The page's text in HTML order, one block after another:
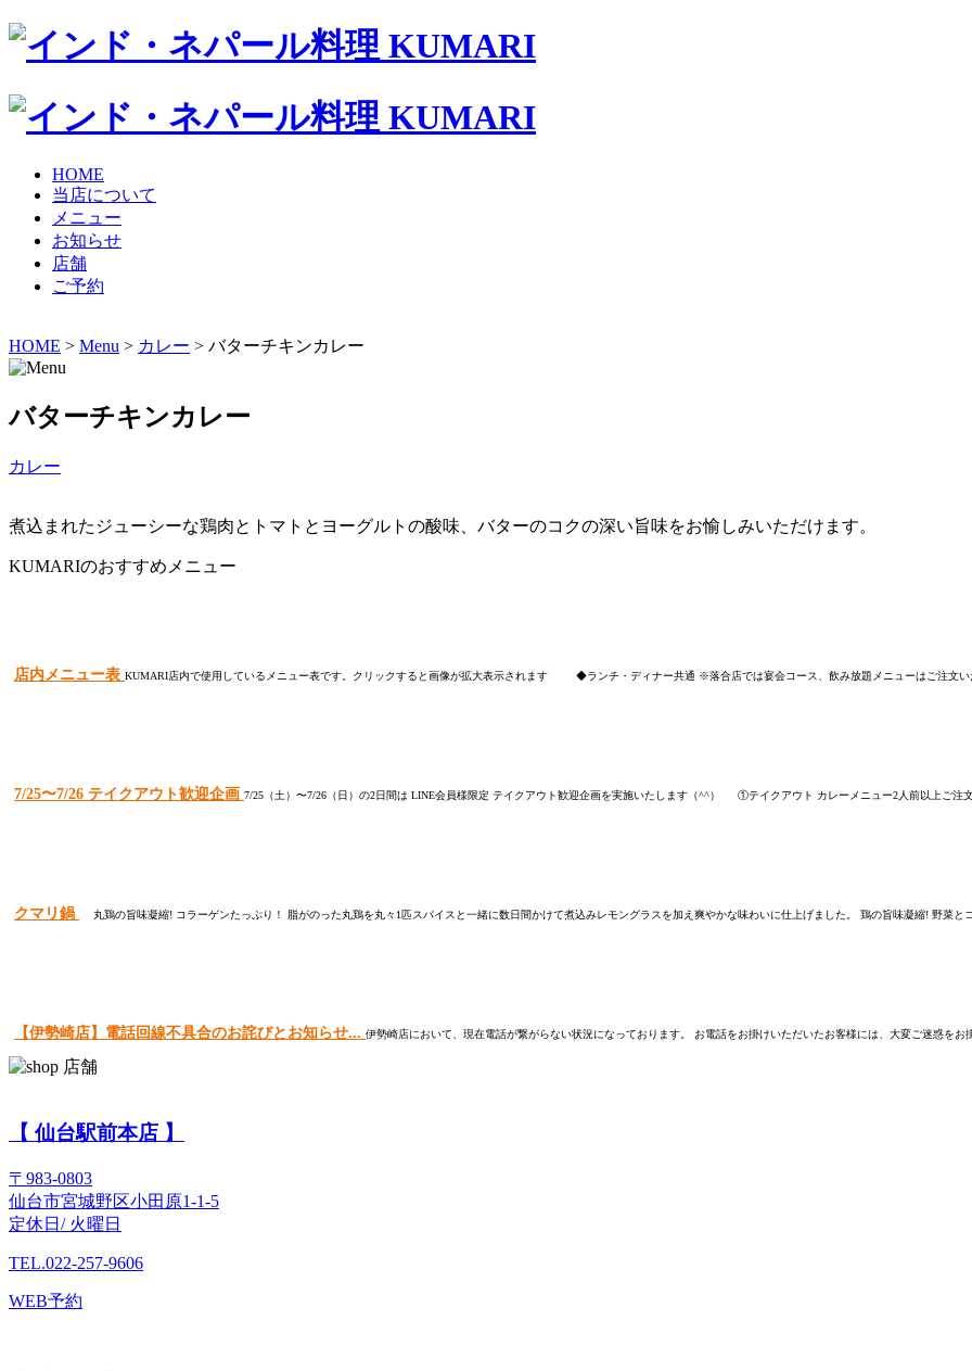
HOME
当店について
メニュー
お知らせ
店舗
ご予約
HOME > Menu > カレー > バターチキンカレー
バターチキンカレー
カレー
煮込まれたジューシーな鶏肉とトマトとヨーグルトの酸味、バターのコクの深い旨味をお愉しみいただけます。
KUMARIのおすすめメニュー
店内メニュー表 KUMARI店内で使用しているメニュー表です。クリックすると画像が拡大表示されます ◆ランチ・ディナー共通 ※落合店では宴会コース、飲み放題メニューはご注文い
7/25〜7/26 テイクアウト歓迎企画 7/25（土）〜7/26（日）の2日間は LINE会員様限定 テイクアウト歓迎企画を実施いたします（^^） ①テイクアウト カレーメニュー2人前以上ご注文
クマリ鍋 丸鶏の旨味凝縮! コラーゲンたっぷり！ 脂がのった丸鶏を丸々1匹スパイスと一緒に数日間かけて煮込みレモングラスを加え爽やかな味わいに仕上げました。 鶏の旨味凝縮! 野菜と
【伊勢崎店】電話回線不具合のお詫びとお知らせ... 伊勢崎店において、現在電話が繋がらない状況になっております。 お電話をお掛けいただいたお客様には、大変ご迷惑を
【 仙台駅前本店 】
〒983-0803
仙台市宮城野区小田原1-1-5
定休日/ 火曜日
TEL.022-257-9606
WEB予約